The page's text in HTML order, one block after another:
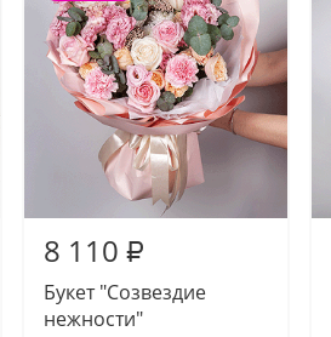
8 110 ₽
Букет "Созвездие
нежности"